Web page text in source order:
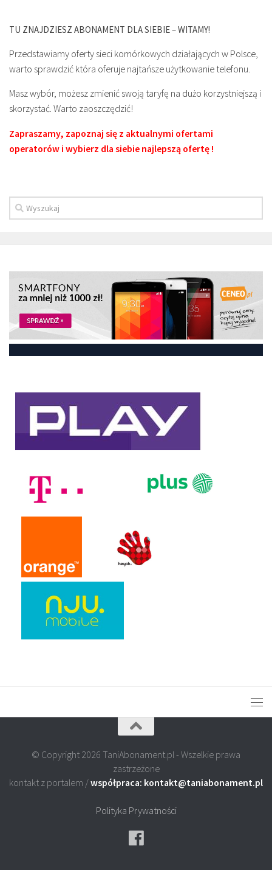
TU ZNAJDZIESZ ABONAMENT DLA SIEBIE – WITAMY!
Przedstawiamy oferty sieci komórkowych działających w Polsce,
warto sprawdzić która oferuje najtańsze użytkowanie telefonu.
Masz wybór, możesz zmienić swoją taryfę na dużo korzystniejszą i
skorzystać. Warto zaoszczędzić!
Zapraszamy, zapoznaj się z aktualnymi ofertami
operatorów i wybierz dla siebie najlepszą ofertę !
© Copyright 2026 TaniAbonament.pl - Wszelkie prawa
zastrzeżone
kontakt z portalem /współpraca: kontakt@taniabonament.pl
Polityka Prywatności